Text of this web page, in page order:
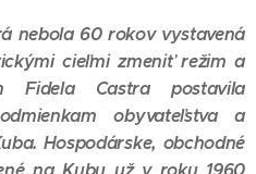
nebola 60 rokov vystavená
cieľmi zmeniť režim a
Castra postavila
obyvateľstva a
Hospodárske, obchodné